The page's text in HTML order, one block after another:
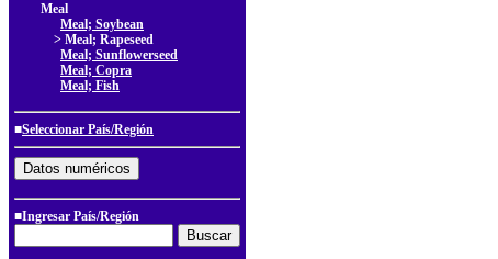
Meal
Meal; Soybean
> Meal; Rapeseed
Meal; Sunflowerseed
Meal; Copra
Meal; Fish
■Seleccionar País/Región
■Ingresar País/Región